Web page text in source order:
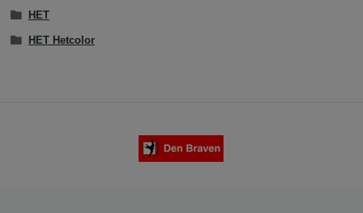
HET
HET Hetcolor